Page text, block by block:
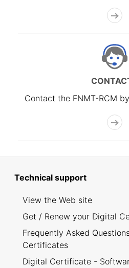
Contact the FNMT-RCM
Technical support
View the Web site
Get / Renew your Digital
Frequently Asked
Certificates
Digital Certificate -